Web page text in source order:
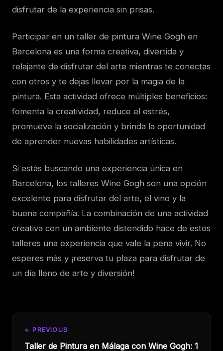
disfrutar de la experiencia sin prisas.
Participar en un taller de pintura Wine Gogh en
Barcelona es una forma creativa, divertida y
relajante de disfrutar del arte mientras te conectas
con otros y te dejas llevar por la magia de la
pintura. Esta actividad ofrece múltiples beneficios:
fomenta la creatividad, reduce el estrés,
promueve la socialización y brinda la oportunidad
de aprender nuevas habilidades artísticas.
Si estás buscando una experiencia única en
Barcelona, los talleres Wine Gogh son una opción
excelente para disfrutar del arte, el vino y la
buena compañía. La combinación de una actividad
creativa con un ambiente distendido hace de estos
talleres una experiencia que vale la pena vivir. No
esperes más y ¡reserva tu plaza para disfrutar de
un día lleno de arte y diversión!
← PREVIOUS
Taller de Pintura en Málaga con Wine Gogh: 1